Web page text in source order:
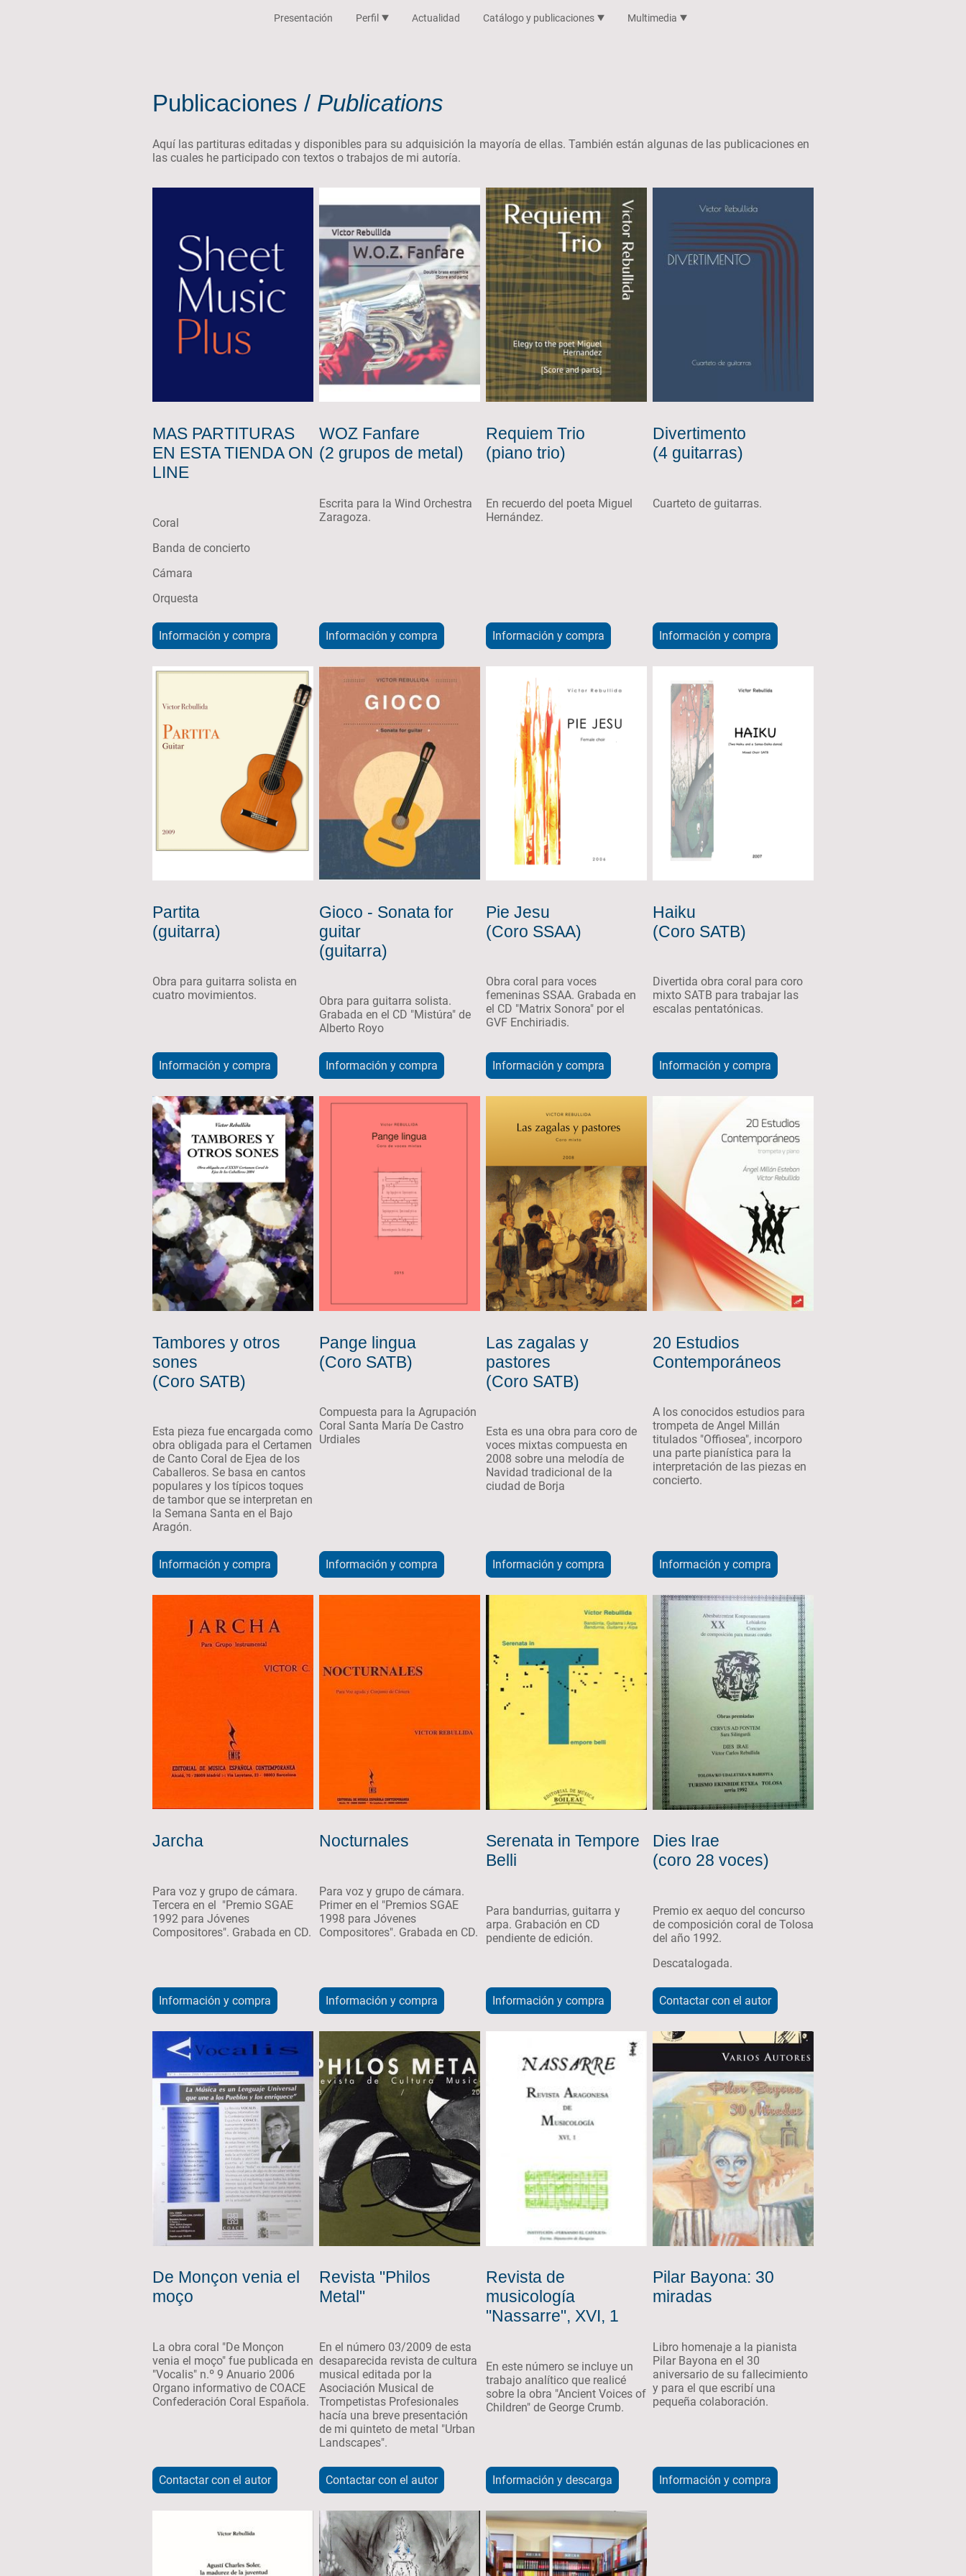
Presentación Perfil Actualidad Catálogo y publicaciones Multimedia
Publicaciones / Publications
Aquí las partituras editadas y disponibles para su adquisición la mayoría de ellas. También están algunas de las publicaciones en
las cuales he participado con textos o trabajos de mi autoría.
MAS PARTITURAS
EN ESTA TIENDA ON
LINE
Coral
Banda de concierto
Cámara
Orquesta
Información y compra
WOZ Fanfare
(2 grupos de metal)
Escrita para la Wind Orchestra
Zaragoza.
Información y compra
Requiem Trio
(piano trio)
En recuerdo del poeta Miguel
Hernández.
Información y compra
Divertimento
(4 guitarras)
Cuarteto de guitarras.
Información y compra
Partita
(guitarra)
Obra para guitarra solista en
cuatro movimientos.
Información y compra
Gioco - Sonata for
guitar
(guitarra)
Obra para guitarra solista.
Grabada en el CD "Mistúra" de
Alberto Royo
Información y compra
Pie Jesu
(Coro SSAA)
Obra coral para voces
femeninas SSAA. Grabada en
el CD "Matrix Sonora" por el
GVF Enchiriadis.
Información y compra
Haiku
(Coro SATB)
Divertida obra coral para coro
mixto SATB para trabajar las
escalas pentatónicas.
Información y compra
Tambores y otros
sones
(Coro SATB)
Esta pieza fue encargada como
obra obligada para el Certamen
de Canto Coral de Ejea de los
Caballeros. Se basa en cantos
populares y los típicos toques
de tambor que se interpretan en
la Semana Santa en el Bajo
Aragón.
Información y compra
Pange lingua
(Coro SATB)
Compuesta para la Agrupación
Coral Santa María De Castro
Urdiales
Información y compra
Las zagalas y
pastores
(Coro SATB)
Esta es una obra para coro de
voces mixtas compuesta en
2008 sobre una melodía de
Navidad tradicional de la
ciudad de Borja
Información y compra
20 Estudios
Contemporáneos
A los conocidos estudios para
trompeta de Angel Millán
titulados "Offiosea", incorporo
una parte pianística para la
interpretación de las piezas en
concierto.
Información y compra
Jarcha
Para voz y grupo de cámara.
Tercera en el "Premio SGAE
1992 para Jóvenes
Compositores". Grabada en CD.
Información y compra
Nocturnales
Para voz y grupo de cámara.
Primer en el "Premios SGAE
1998 para Jóvenes
Compositores". Grabada en CD.
Información y compra
Serenata in Tempore
Belli
Para bandurrias, guitarra y
arpa. Grabación en CD
pendiente de edición.
Información y compra
Dies Irae
(coro 28 voces)
Premio ex aequo del concurso
de composición coral de Tolosa
del año 1992.
Descatalogada.
Contactar con el autor
De Monçon venia el
moço
La obra coral "De Monçon
venia el moço" fue publicada en
"Vocalis" n.º 9 Anuario 2006
Organo informativo de COACE
Confederación Coral Española.
Contactar con el autor
Revista "Philos
Metal"
En el número 03/2009 de esta
desaparecida revista de cultura
musical editada por la
Asociación Musical de
Trompetistas Profesionales
hacía una breve presentación
de mi quinteto de metal "Urban
Landscapes".
Contactar con el autor
Revista de
musicología
"Nassarre", XVI, 1
En este número se incluye un
trabajo analítico que realicé
sobre la obra "Ancient Voices of
Children" de George Crumb.
Información y descarga
Pilar Bayona: 30
miradas
Libro homenaje a la pianista
Pilar Bayona en el 30
aniversario de su fallecimiento
y para el que escribí una
pequeña colaboración.
Información y compra